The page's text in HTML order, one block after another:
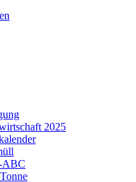
2025
ABC